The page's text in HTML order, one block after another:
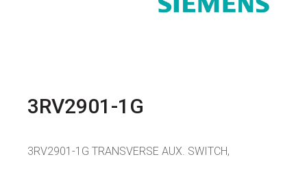
3RV2901-1G
3RV2901-1G TRANSVERSE AUX. SWITCH,